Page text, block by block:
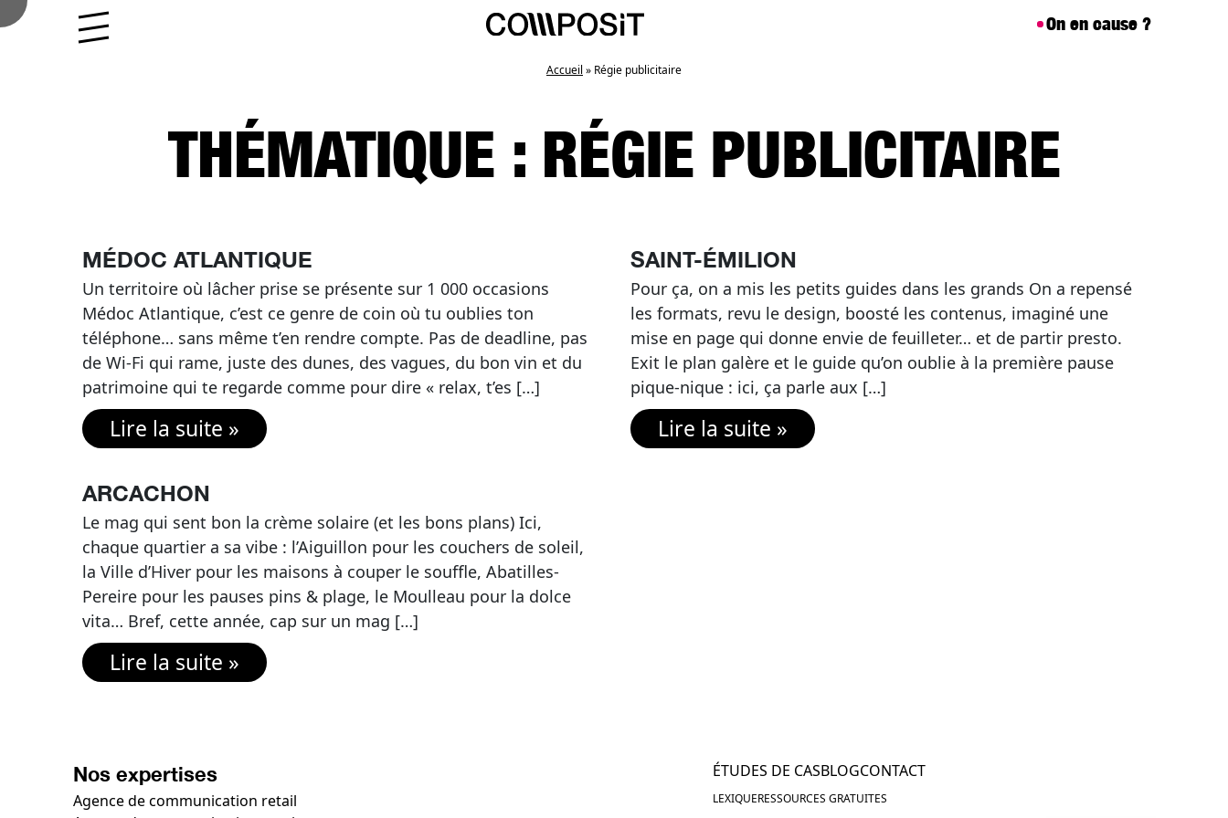
Aller au contenu
Skip to footer
On en cause ?
Accueil » Régie publicitaire
THÉMATIQUE : RÉGIE PUBLICITAIRE
MÉDOC ATLANTIQUE
Un territoire où lâcher prise se présente sur 1 000 occasions
Médoc Atlantique, c’est ce genre de coin où tu oublies ton
téléphone… sans même t’en rendre compte. Pas de deadline, pas
de Wi-Fi qui rame, juste des dunes, des vagues, du bon vin et du
patrimoine qui te regarde comme pour dire « relax, t’es […]
Lire la suite »
SAINT-ÉMILION
Pour ça, on a mis les petits guides dans les grands On a repensé
les formats, revu le design, boosté les contenus, imaginé une
mise en page qui donne envie de feuilleter… et de partir presto.
Exit le plan galère et le guide qu’on oublie à la première pause
pique-nique : ici, ça parle aux […]
Lire la suite »
ARCACHON
Le mag qui sent bon la crème solaire (et les bons plans) Ici,
chaque quartier a sa vibe : l’Aiguillon pour les couchers de soleil,
la Ville d’Hiver pour les maisons à couper le souffle, Abatilles-
Pereire pour les pauses pins & plage, le Moulleau pour la dolce
vita… Bref, cette année, cap sur un mag […]
Lire la suite »
Nos expertises
Agence de communication retail
ÉTUDES DE CASBLOGCONTACT
LEXIQUERESSOURCES GRATUITES